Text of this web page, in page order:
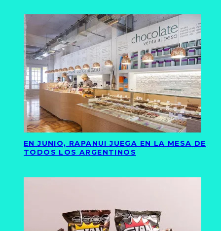
EN JUNIO, RAPANUI JUEGA EN LA MESA DE
TODOS LOS ARGENTINOS